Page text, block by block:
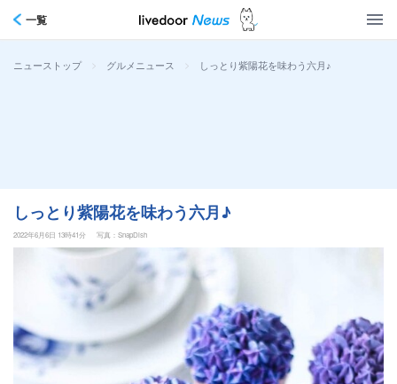
一覧
ニューストップ > グルメニュース > しっとり紫陽花を味わう六月♪
しっとり紫陽花を味わう六月♪
2022年6月6日 13時41分 写真：SnapDish